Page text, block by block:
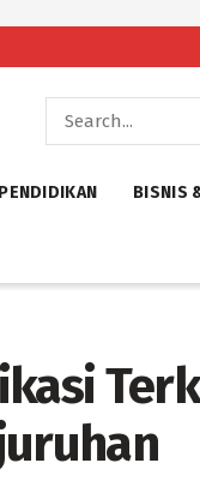
PENDIDIKAN BISNIS